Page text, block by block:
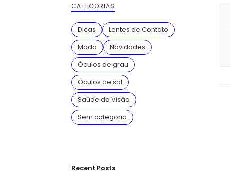
CATEGORIAS
Dicas
Lentes de Contato
Moda
Novidades
Óculos de grau
Óculos de sol
Saúde da Visão
Sem categoria
Recent Posts